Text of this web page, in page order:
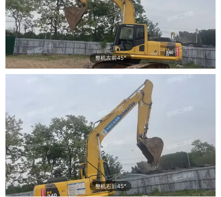
整机左前45°
整机右后45°